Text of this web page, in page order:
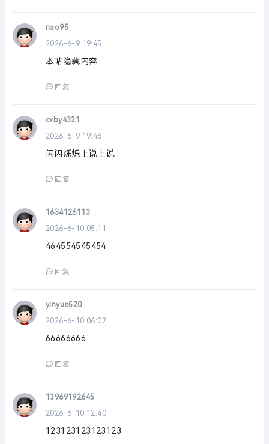
nao95
2026-6-9 19:45
本帖隐藏内容
回复
cxby4321
2026-6-9 19:48
闪闪烁烁上说上说
回复
1634126113
2026-6-10 05:11
464554545454
回复
yinyue520
2026-6-10 06:02
66666666
回复
13969192645
2026-6-10 12:40
123123123123123